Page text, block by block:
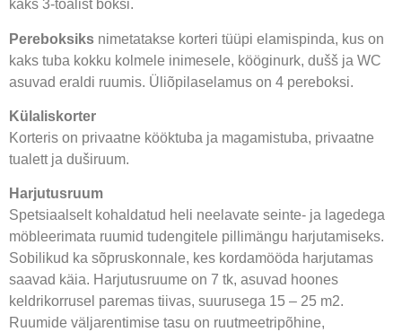
kaks 3-toalist boksi.
Pereboksiks nimetatakse korteri tüüpi elamispinda, kus on
kaks tuba kokku kolmele inimesele, kööginurk, dušš ja WC
asuvad eraldi ruumis. Üliõpilaselamus on 4 pereboksi.
Külaliskorter
Korteris on privaatne kööktuba ja magamistuba, privaatne
tualett ja duširuum.
Harjutusruum
Spetsiaalselt kohaldatud heli neelavate seinte- ja lagedega
möbleerimata ruumid tudengitele pillimängu harjutamiseks.
Sobilikud ka sõpruskonnale, kes kordamööda harjutamas
saavad käia. Harjutusruume on 7 tk, asuvad hoones
keldrikorrusel paremas tiivas, suurusega 15 – 25 m2.
Ruumide väljarentimise tasu on ruutmeetripõhine,